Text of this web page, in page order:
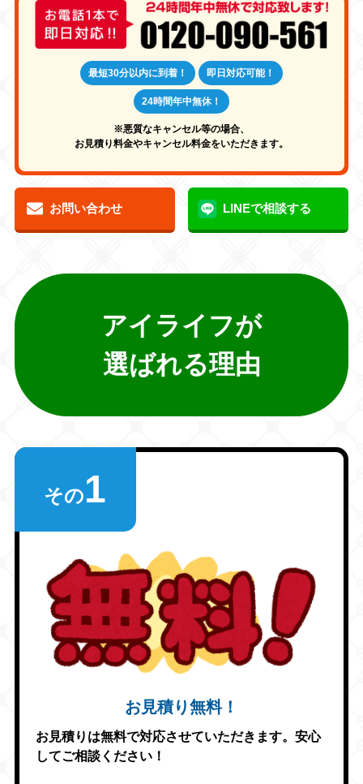
最短30分以内に到着！ 即日対応可能！
24時間年中無休！
※悪質なキャンセル等の場合、
お見積り料金やキャンセル料金をいただきます。
お問い合わせ LINEで相談する
アイライフが
選ばれる理由
その1
お見積り無料！
お見積りは無料で対応させていただきます。安心
してご相談ください！